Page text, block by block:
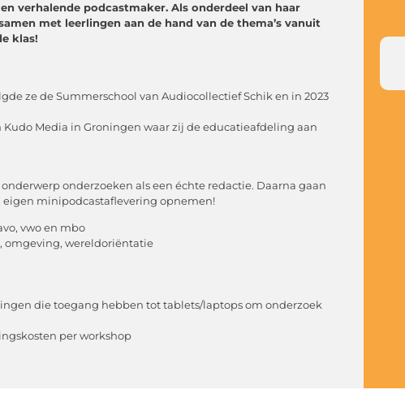
verhalende podcastmaker. Als onderdeel van haar
met leerlingen aan de hand van de thema’s vanuit
klas!
ze de Summerschool van Audiocollectief Schik en in 2023
Kudo Media in Groningen waar zij de educatieafdeling aan
onderzoeken als een échte redactie. Daarna gaan
eigen minipodcastaflevering opnemen!
vwo en mbo
omgeving, wereldoriëntatie
die toegang hebben tot tablets/laptops om onderzoek
per workshop